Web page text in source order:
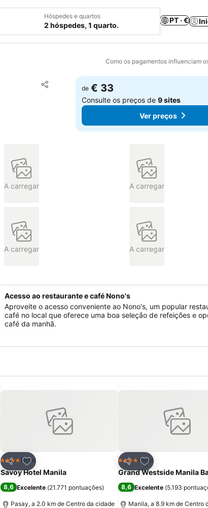
Hóspedes e quartos
2 hóspedes, 1 quarto.
PT · €
Como os pagamentos influenciam
Partilhar
Adicionar aos favoritos
de € 33
Consulte os preços de9 sites
Ver preços
A carregar A carregar
A carregar A carregar
Acesso ao restaurante e café Nono's
Aproveite o acesso conveniente ao Nono's, um popular
café no local que oferece uma boa seleção de refeições e
café da manhã.
Partilhar
Adicionar aos favoritos
4 EstrelasHotel
Savoy Hotel Manila
8,6 Excelente (21.771 pontuações)
Pasay, a 2.0 km de Centro da cidade
Partilhar
Adicionar aos
4 EstrelasHotel
Grand Westside Manila
8,6 Excelente (5.193
Manila, a 8.9 km de Centro